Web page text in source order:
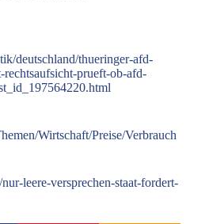
deutschland/thueringer-afd-
rechtsaufsicht-prueft-ob-afd-
Wirtschaft/Preise/Verbrauch
leere-versprechen-staat-fordert-